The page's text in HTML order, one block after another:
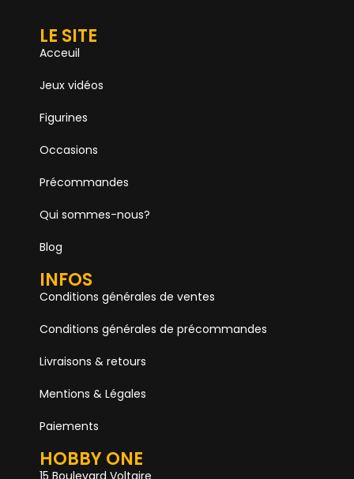
LE SITE
Acceuil
Jeux vidéos
Figurines
Occasions
Précommandes
Qui sommes-nous?
Blog
INFOS
Conditions générales de ventes
Conditions générales de précommandes
Livraisons & retours
Mentions & Légales
Paiements
HOBBY ONE
15 Boulevard Voltaire